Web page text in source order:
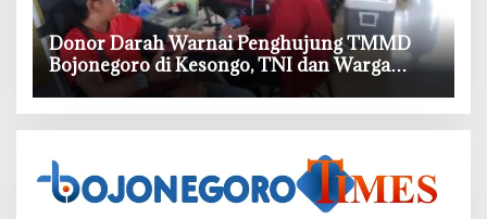
‎Donor Darah Warnai Penghujung TMMD
Bojonegoro di Kesongo, TNI dan Warga
Bergerak untuk Kemanusiaan